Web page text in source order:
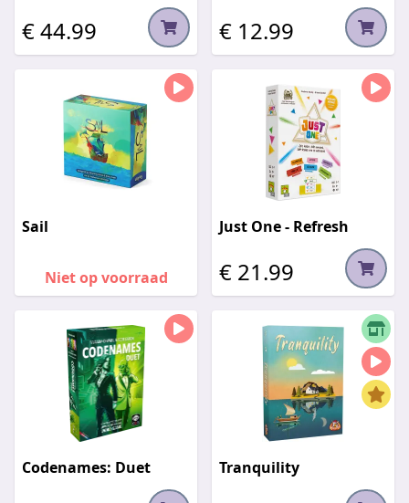
€ 44.99 € 12.99
Sail
Niet op voorraad
Just One - Refresh
€ 21.99
Codenames: Duet Tranquility